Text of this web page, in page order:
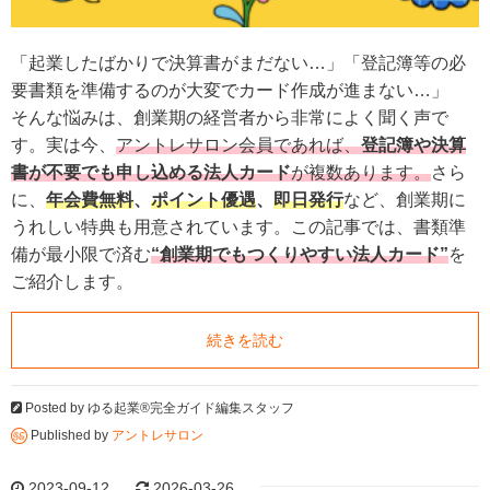
「起業したばかりで決算書がまだない…」「登記簿等の必
要書類を準備するのが大変でカード作成が進まない…」
そんな悩みは、創業期の経営者から非常によく聞く声で
す。実は今、 アントレサロン会員であれば、登記簿や決算
書が不要でも申し込める法人カードが複数あります。さら
に、 年会費無料、 ポイント優遇、 即日発行など、創業期に
うれしい特典も用意されています。この記事では、書類準
備が最小限で済む“創業期でもつくりやすい法人カード”を
ご紹介します。
続きを読む
Posted by ゆる起業®完全ガイド編集スタッフ
Published by アントレサロン